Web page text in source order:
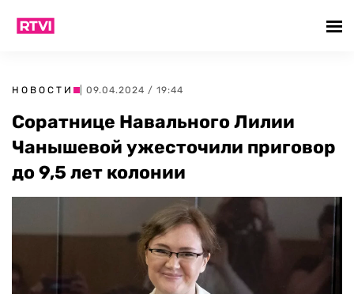
НОВОСТИ | 09.04.2024 / 19:44
Соратнице Навального Лилии
Чанышевой ужесточили приговор
до 9,5 лет колонии